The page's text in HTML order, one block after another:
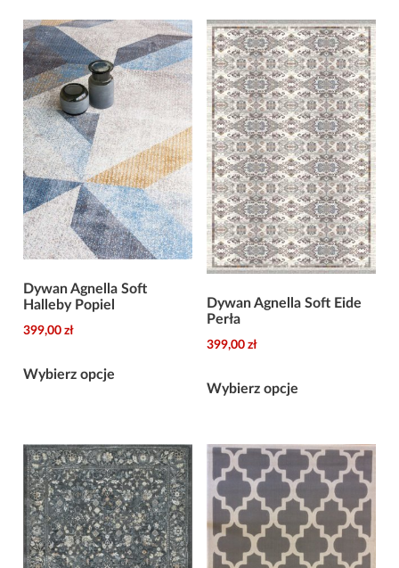
Dywan Agnella Soft
Halleby Popiel
399,00 zł
Wybierz opcje
wariantów.
Opcje
można
wybrać
na
Dywan Agnella Soft Eide
Perła
399,00 zł
Wybierz opcje
wiele
wariantów.
Opcje
można
wybrać